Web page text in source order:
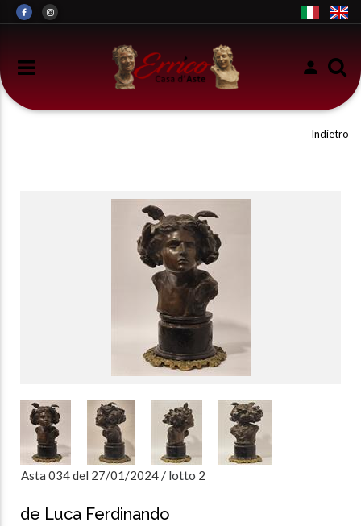
Indietro
Asta 034 del 27/01/2024 / lotto 2
de Luca Ferdinando